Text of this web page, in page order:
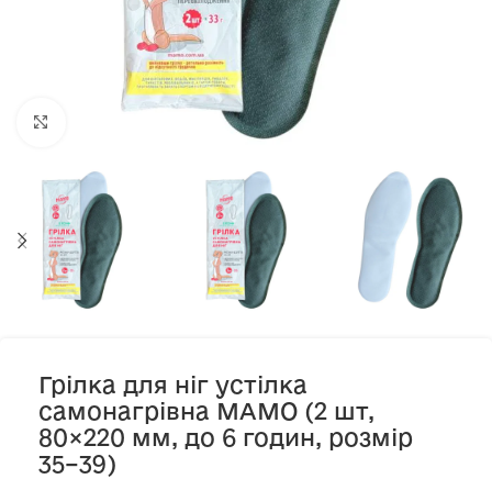
Клацніть, щоб збільшити
Грілка для ніг устілка
самонагрівна МАМО (2 шт,
80×220 мм, до 6 годин, розмір
35–39)